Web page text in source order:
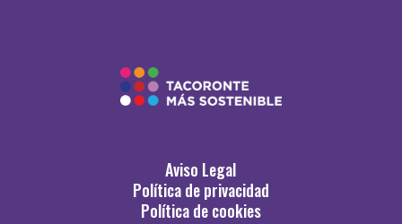
Aviso Legal
Política de privacidad
Política de cookies